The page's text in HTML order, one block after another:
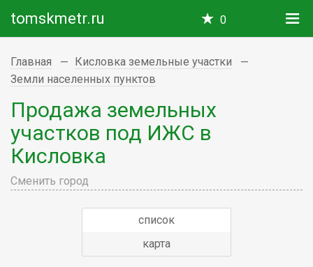
tomskmetr.ru 0
Главная
Кисловка земельные участки
Земли населенных пунктов
Продажа земельных
участков под ИЖС в
Кисловка
Сменить город
список
карта